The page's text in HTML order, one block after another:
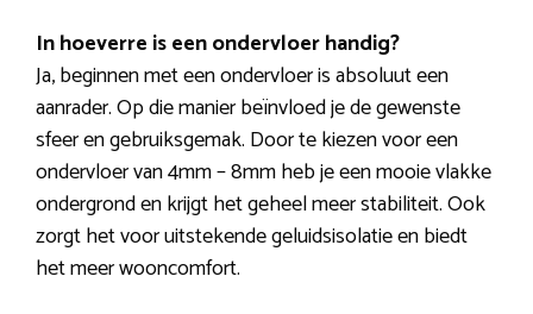
In hoeverre is een ondervloer handig?
Ja, beginnen met een ondervloer is absoluut een
aanrader. Op die manier beïnvloed je de gewenste
sfeer en gebruiksgemak. Door te kiezen voor een
ondervloer van 4mm – 8mm heb je een mooie vlakke
ondergrond en krijgt het geheel meer stabiliteit. Ook
zorgt het voor uitstekende geluidsisolatie en biedt
het meer wooncomfort.